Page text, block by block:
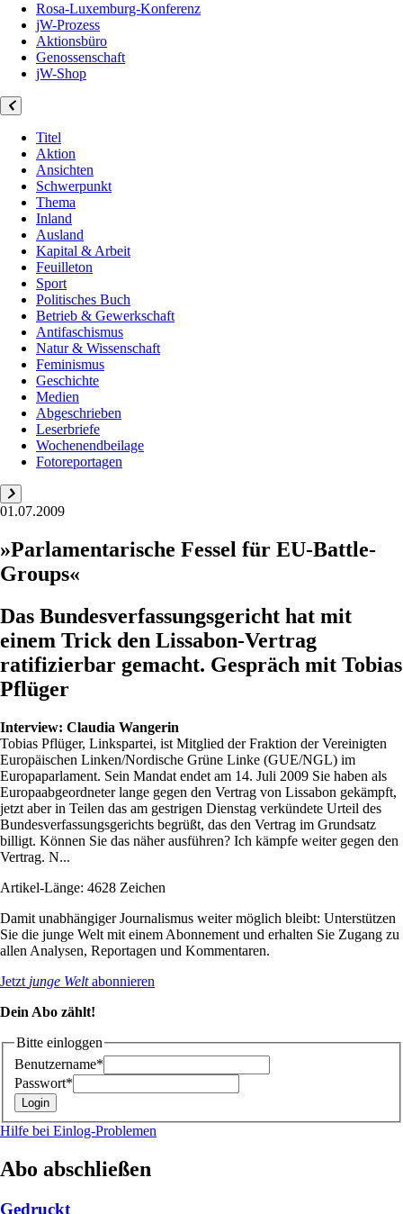
Rosa-Luxemburg-Konferenz
jW-Prozess
Aktionsbüro
Genossenschaft
jW-Shop
Titel
Aktion
Ansichten
Schwerpunkt
Thema
Inland
Ausland
Kapital & Arbeit
Feuilleton
Sport
Politisches Buch
Betrieb & Gewerkschaft
Antifaschismus
Natur & Wissenschaft
Feminismus
Geschichte
Medien
Abgeschrieben
Leserbriefe
Wochenendbeilage
Fotoreportagen
01.07.2009
»Parlamentarische Fessel für EU-Battle-
Groups«
Das Bundesverfassungsgericht hat mit
einem Trick den Lissabon-Vertrag
ratifizierbar gemacht. Gespräch mit Tobias
Pflüger
Interview: Claudia Wangerin
Tobias Pflüger, Linkspartei, ist Mitglied der Fraktion der Vereinigten
Europäischen Linken/Nordische Grüne Linke (GUE/NGL) im
Europaparlament. Sein Mandat endet am 14. Juli 2009 Sie haben als
Europaabgeordneter lange gegen den Vertrag von Lissabon gekämpft,
jetzt aber in Teilen das am gestrigen Dienstag verkündete Urteil des
Bundesverfassungsgerichts begrüßt, das den Vertrag im Grundsatz
billigt. Können Sie das näher ausführen? Ich kämpfe weiter gegen den
Vertrag. N...
Artikel-Länge: 4628 Zeichen
Damit unabhängiger Journalismus weiter möglich bleibt: Unterstützen
Sie die junge Welt mit einem Abonnement und erhalten Sie Zugang zu
allen Analysen, Reportagen und Kommentaren.
Jetzt junge Weltabonnieren
Dein Abo zählt!
Bitte einloggen
Benutzername*
Passwort*
Hilfe bei Einlog-Problemen
Abo abschließen
Gedruckt